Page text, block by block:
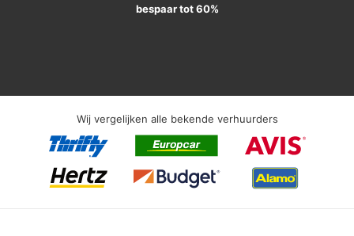
bespaar tot 60%
Wij vergelijken alle bekende verhuurders